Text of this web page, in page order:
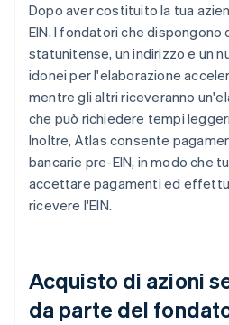
Dopo aver costituito la tua
EIN. I fondatori che dispongono
statunitense, un indirizzo e un
idonei per l'elaborazione
mentre gli altri riceveranno
che può richiedere tempi
Inoltre, Atlas consente
bancarie pre-EIN, in modo che
accettare pagamenti ed
ricevere l'EIN.
Acquisto di azioni
da parte del